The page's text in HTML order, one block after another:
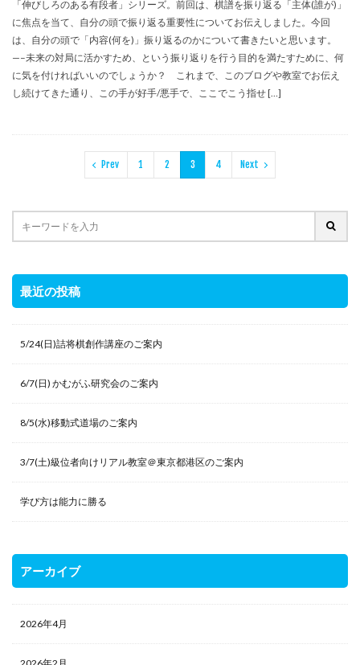
「伸びしろのある有段者」シリーズ。前回は、棋譜を振り返る「主体(誰が)」
に焦点を当て、自分の頭で振り返る重要性についてお伝えしました。今回
は、自分の頭で「内容(何を)」振り返るのかについて書きたいと思います。
—–未来の対局に活かすため、という振り返りを行う目的を満たすために、何
に気を付ければいいのでしょうか？ これまで、このブログや教室でお伝え
し続けてきた通り、この手が好手/悪手で、ここでこう指せ […]
Prev 1 2 3 4 Next
最近の投稿
5/24(日)詰将棋創作講座のご案内
6/7(日) かむがふ研究会のご案内
8/5(水)移動式道場のご案内
3/7(土)級位者向けリアル教室＠東京都港区のご案内
学び方は能力に勝る
アーカイブ
2026年4月